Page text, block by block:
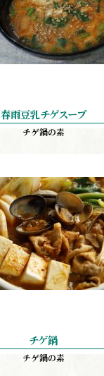
春雨豆乳チゲスープ
チゲ鍋の素
チゲ鍋
チゲ鍋の素